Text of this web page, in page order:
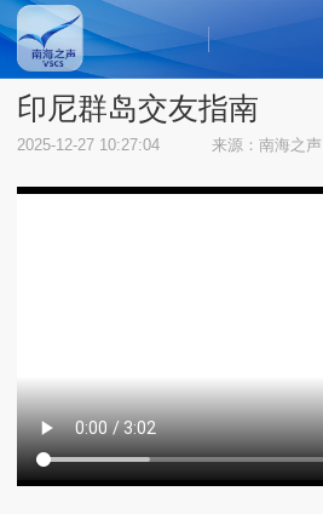
印尼群岛交友指南
2025-12-27 10:27:04 来源：南海之声